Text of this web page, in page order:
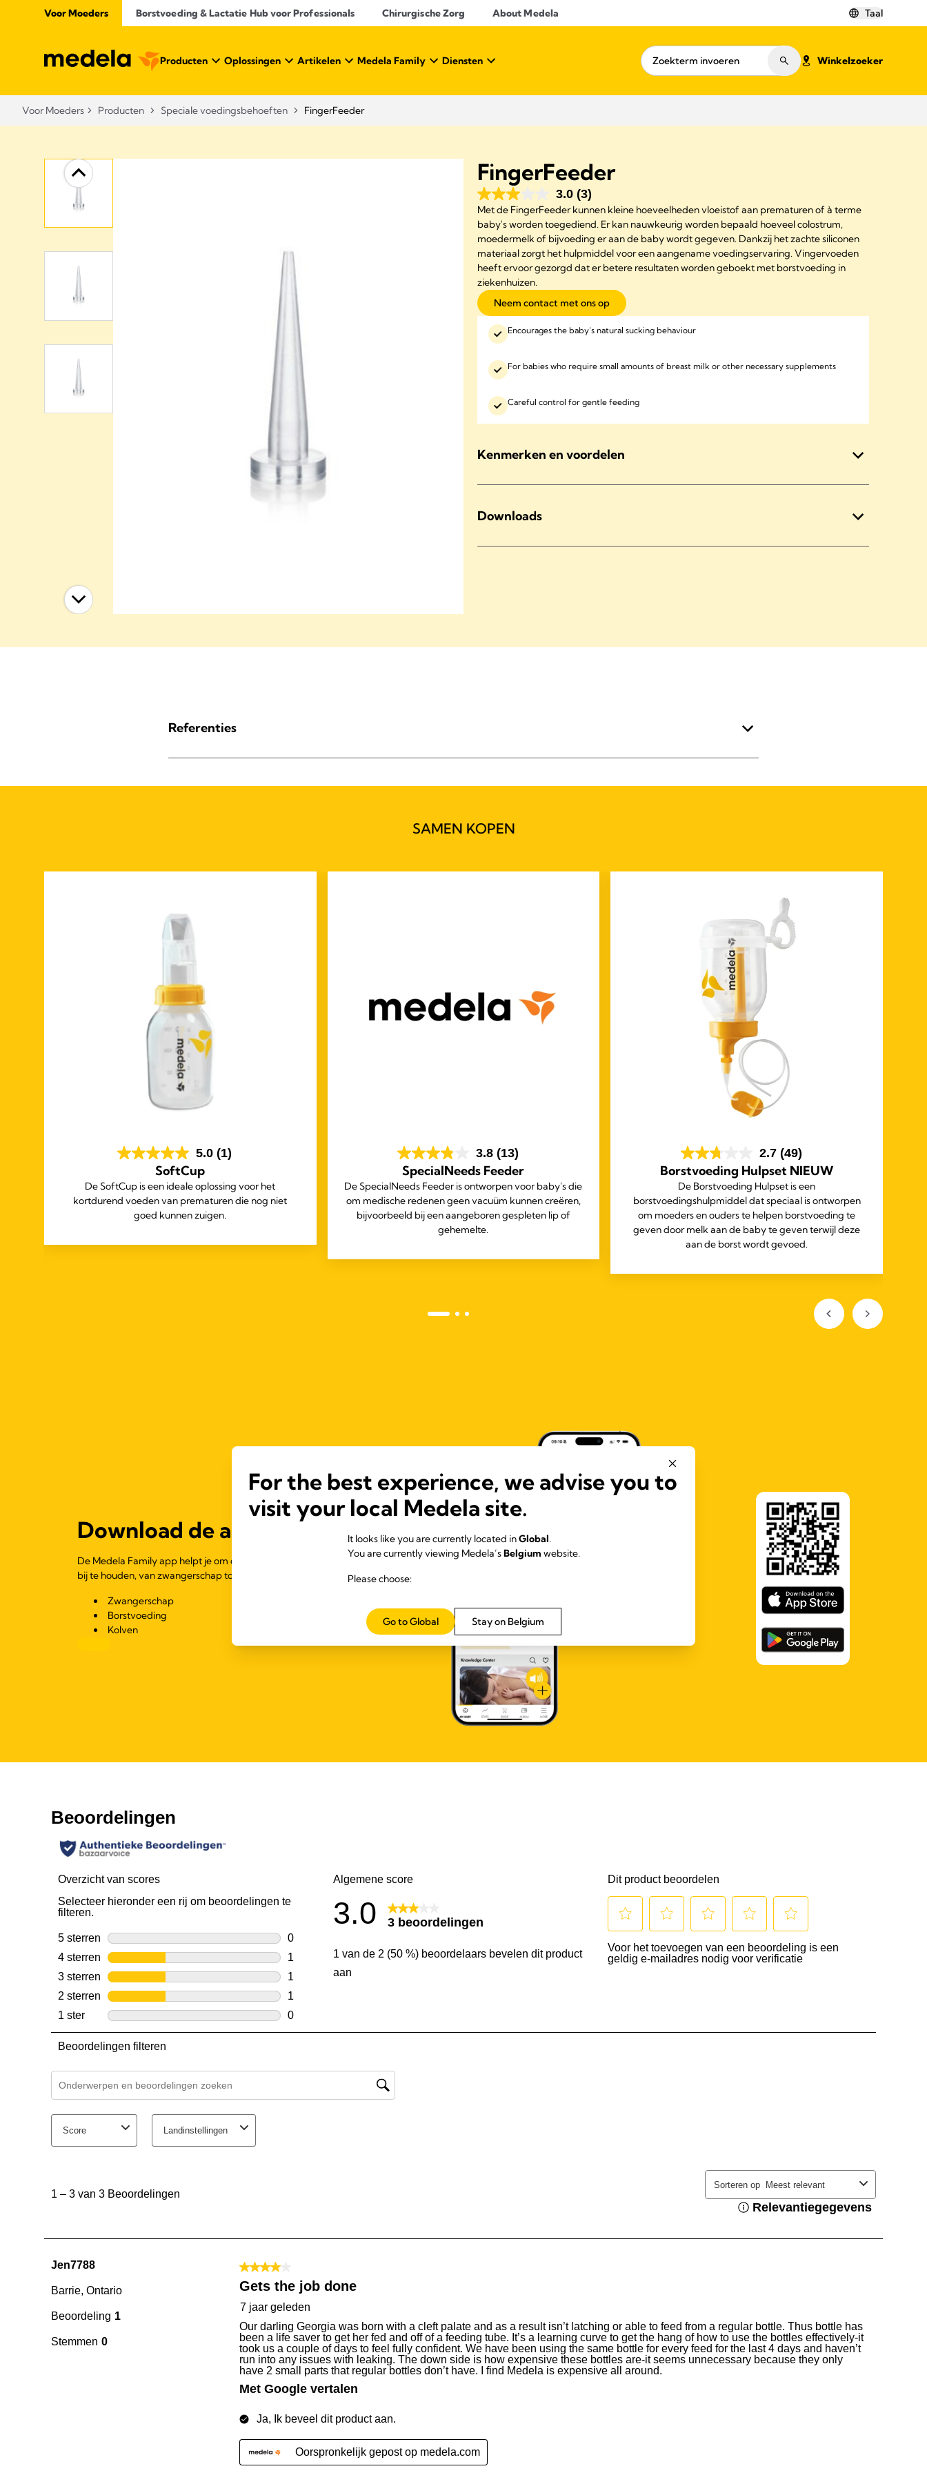
Voor Moeders Borstvoeding & Lactatie Hub voor Professionals​ Chirurgische Zorg About Medela Taal
Producten Oplossingen Artikelen Medela Family Diensten Winkelzoeker
Voor Moeders Producten Speciale voedingsbehoeften FingerFeeder
FingerFeeder
3.0 (3)
Met de FingerFeeder kunnen kleine hoeveelheden vloeistof aan prematuren of à terme
baby's worden toegediend. Er kan nauwkeurig worden bepaald hoeveel colostrum,
moedermelk of bijvoeding er aan de baby wordt gegeven. Dankzij het zachte siliconen
materiaal zorgt het hulpmiddel voor een aangename voedingservaring. Vingervoeden
heeft ervoor gezorgd dat er betere resultaten worden geboekt met borstvoeding in
ziekenhuizen.
Neem contact met ons op
Encourages the baby’s natural sucking behaviour
For babies who require small amounts of breast milk or other necessary supplements
Careful control for gentle feeding
Kenmerken en voordelen
Downloads
Referenties
SAMEN KOPEN
5.0 (1)
SoftCup
De SoftCup is een ideale oplossing voor het
kortdurend voeden van prematuren die nog niet
goed kunnen zuigen.
3.8 (13)
SpecialNeeds Feeder
De SpecialNeeds Feeder is ontworpen voor baby's die
om medische redenen geen vacuüm kunnen creëren,
bijvoorbeeld bij een aangeboren gespleten lip of
gehemelte.
2.7 (49)
Borstvoeding Hulpset NIEUW
De Borstvoeding Hulpset is een
borstvoedingshulpmiddel dat speciaal is ontworpen
om moeders en ouders te helpen borstvoeding te
geven door melk aan de baby te geven terwijl deze
aan de borst wordt gevoed.
Download de app!
De Medela Family app helpt je om de behoeften van je baby
bij te houden, van zwangerschap tot kraamtijd.
Zwangerschap
Borstvoeding
Kolven
For the best experience, we advise you to
visit your local Medela site.
It looks like you are currently located inGlobal.
You are currently viewing Medela’sBelgium website.
Please choose:
Stay on Belgium
Go to Global